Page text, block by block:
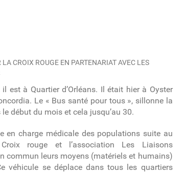
CROIX ROUGE EN PARTENARIAT AVEC LES
il est à Quartier d’Orléans. Il était hier à Oyster
Le « Bus santé pour tous », sillonne la
début du mois et cela jusqu’au 30.
en charge médicale des populations suite au
rouge et l’association Les Liaisons
commun leurs moyens (matériels et humains)
véhicule se déplace dans tous les quartiers